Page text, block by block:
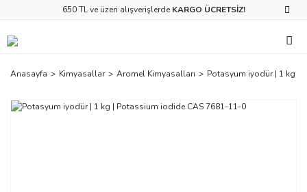
650 TL ve üzeri alışverişlerde KARGO ÜCRETSİZ!
Anasayfa Kimyasallar Aromel Kimyasalları Potasyum iyodür | 1 kg |